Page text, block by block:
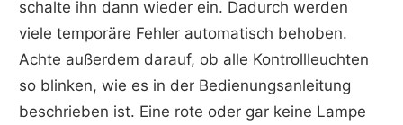
schalte ihn dann wieder ein. Dadurch werden
viele temporäre Fehler automatisch behoben.
Achte außerdem darauf, ob alle Kontrollleuchten
so blinken, wie es in der Bedienungsanleitung
beschrieben ist. Eine rote oder gar keine Lampe